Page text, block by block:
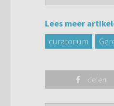
Lees meer
curatorium
delen